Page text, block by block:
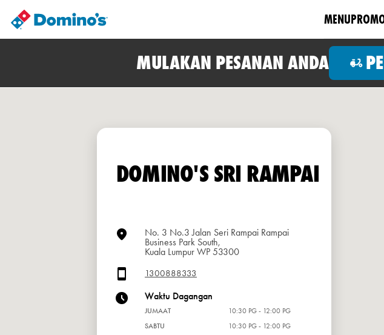
MENU
MULAKAN PESANAN ANDA
DOMINO'S SRI RAMPAI
No. 3 No.3 Jalan Seri Rampai Rampai
Business Park South,
Kuala Lumpur WP 53300
1300888333
Waktu Dagangan
JUMAAT
10:30 PG - 12:00 PG
SABTU
10:30 PG - 12:00 PG